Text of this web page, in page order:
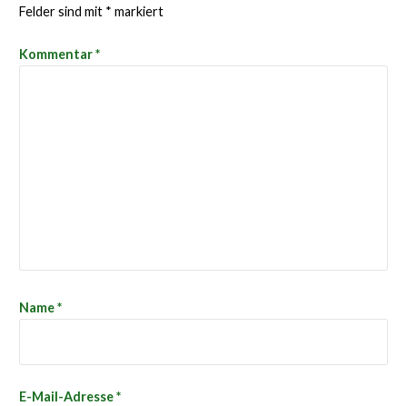
Felder sind mit * markiert
Kommentar*
Name*
E-Mail-Adresse*